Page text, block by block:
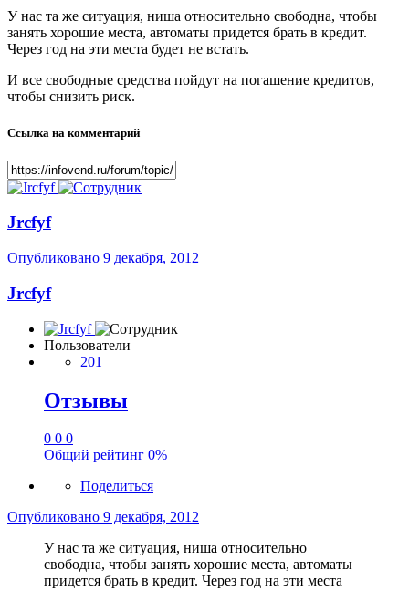
У нас та же ситуация, ниша относительно свободна, чтобы
занять хорошие места, автоматы придется брать в кредит.
Через год на эти места будет не встать.
И все свободные средства пойдут на погашение кредитов,
чтобы снизить риск.
Ссылка на комментарий
Jrcfyf
Опубликовано 9 декабря, 2012
Jrcfyf
Пользователи
201
Отзывы
0 0 0
Общий рейтинг 0%
Поделиться
Опубликовано 9 декабря, 2012
У нас та же ситуация, ниша относительно
свободна, чтобы занять хорошие места, автоматы
придется брать в кредит. Через год на эти места